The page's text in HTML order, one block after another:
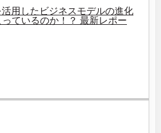
用したビジネスモデルの進化
ているのか！？ 最新レポー